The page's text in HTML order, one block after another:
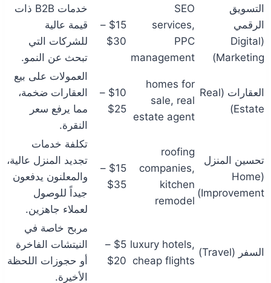
التسويق
الرقمي
(Digital
Marketing)
SEO
services,
PPC
management
$15 –
$30
خدمات B2B ذات
قيمة عالية
للشركات التي
تبحث عن النمو.
العقارات (Real
Estate)
homes for
sale, real
estate agent
$10 –
$25
العمولات على بيع
العقارات ضخمة،
مما يرفع سعر
النقرة.
تحسين المنزل
(Home
Improvement)
roofing
companies,
kitchen
remodel
$15 –
$35
تكلفة خدمات
تجديد المنزل عالية،
والمعلنون يدفعون
جيداً للوصول
لعملاء جاهزين.
السفر (Travel)
luxury hotels,
cheap flights
$5 –
$20
مربح خاصة في
النيتشات الفاخرة
أو حجوزات اللحظة
الأخيرة.